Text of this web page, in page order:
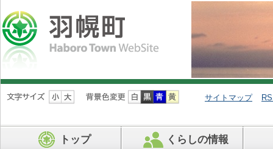
ナ
ビ
サイトマップ
トップ くらしの情報